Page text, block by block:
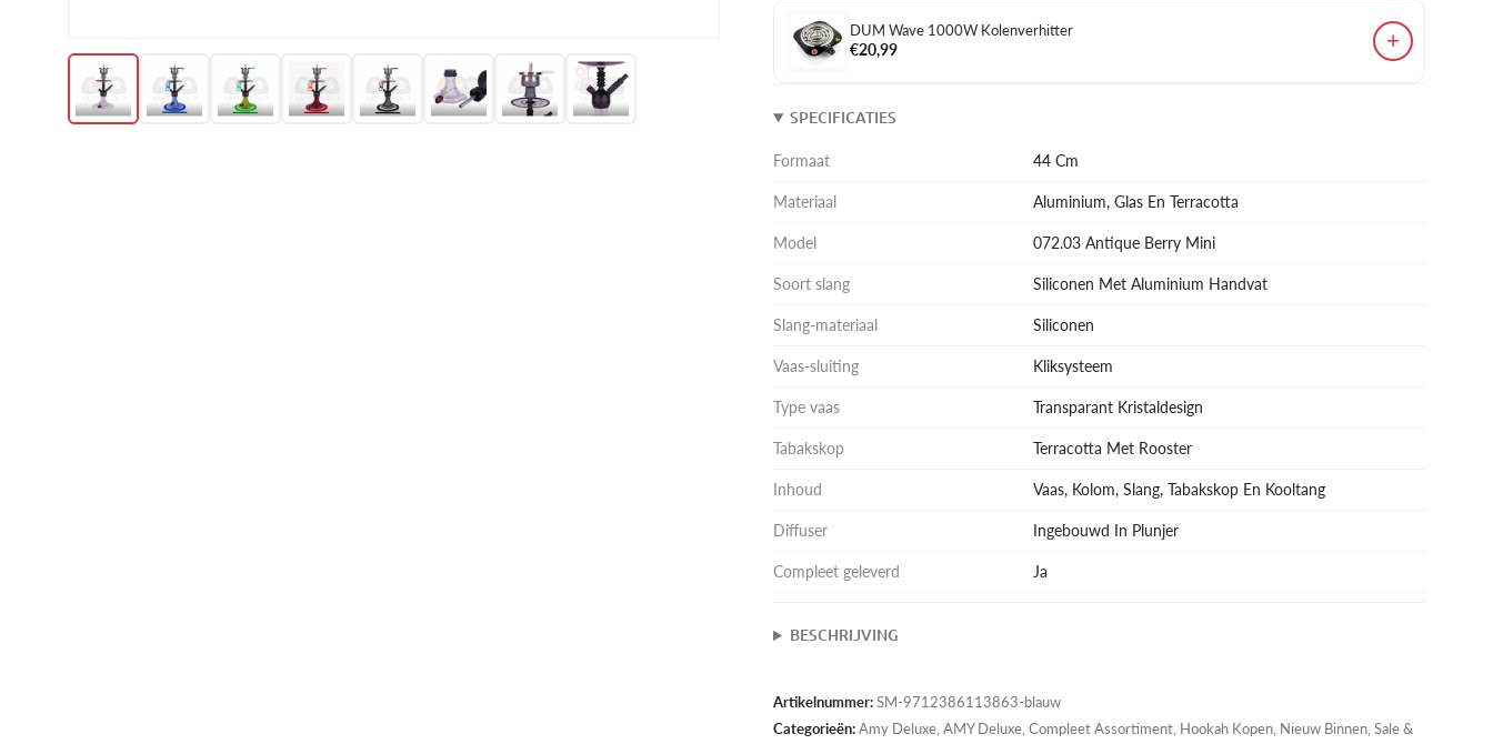
DUM Wave 1000W Kolenverhitter
€20,99
+
SPECIFICATIES
Formaat 44 Cm
Materiaal Aluminium, Glas En Terracotta
Model 072.03 Antique Berry Mini
Soort slang Siliconen Met Aluminium Handvat
Slang-materiaal Siliconen
Vaas-sluiting Kliksysteem
Type vaas Transparant Kristaldesign
Tabakskop Terracotta Met Rooster
Inhoud Vaas, Kolom, Slang, Tabakskop En Kooltang
Diffuser Ingebouwd In Plunjer
Compleet geleverd Ja
BESCHRIJVING
Artikelnummer:SM-9712386113863-blauw
Categorieën:Amy Deluxe AMY Deluxe Compleet Assortiment Hookah Kopen Nieuw Binnen Sale &